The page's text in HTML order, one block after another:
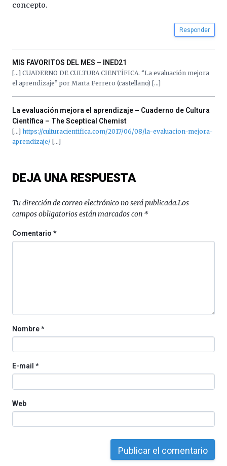
concepto.
Responder
MIS FAVORITOS DEL MES – INED21
[…] CUADERNO DE CULTURA CIENTÍFICA. “La evaluación mejora
el aprendizaje” por Marta Ferrero (castellano) […]
La evaluación mejora el aprendizaje – Cuaderno de Cultura
Científica – The Sceptical Chemist
[…] https://culturacientifica.com/2017/06/08/la-evaluacion-mejora-
aprendizaje/ […]
DEJA UNA RESPUESTA
Tu dirección de correo electrónico no será publicada.Los
campos obligatorios están marcados con *
Comentario*
Nombre*
E-mail *
Web